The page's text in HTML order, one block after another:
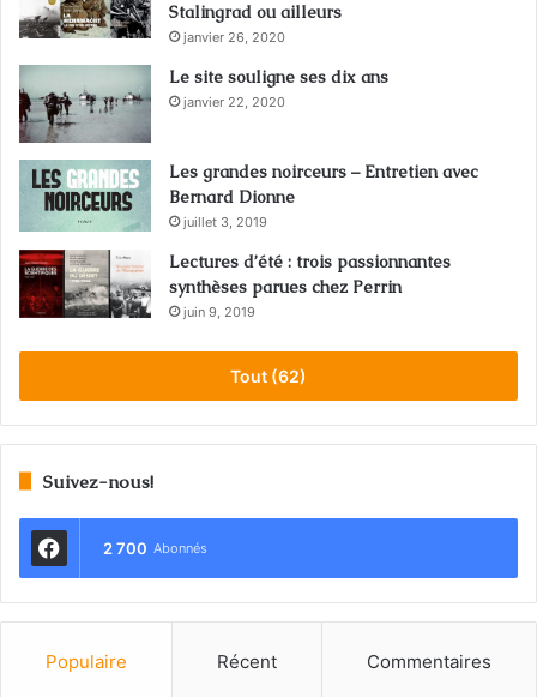
Stalingrad ou ailleurs
janvier 26, 2020
Le site souligne ses dix ans
janvier 22, 2020
Les grandes noirceurs – Entretien avec
Bernard Dionne
juillet 3, 2019
Lectures d’été : trois passionnantes
synthèses parues chez Perrin
juin 9, 2019
Tout (62)
Suivez-nous!
2 700 Abonnés
Populaire Récent Commentaires